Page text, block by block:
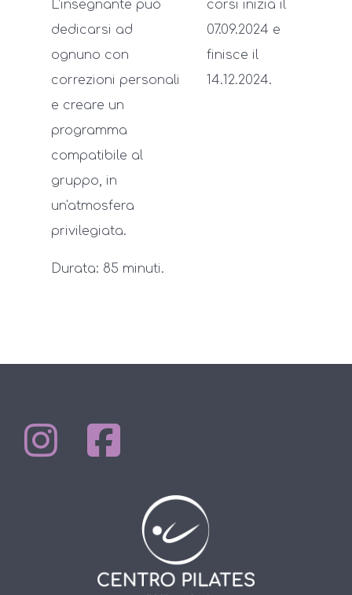
L’insegnante può
dedicarsi ad
ognuno con
correzioni personali
e creare un
programma
compatibile al
gruppo, in
un'atmosfera
privilegiata.
Durata: 85 minuti.
corsi inizia il
07.09.2024 e
finisce il
14.12.2024.